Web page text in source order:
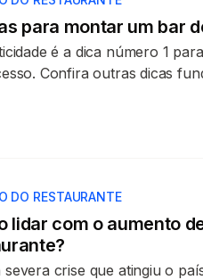
para montar um bar
é a dica número 1
Confira outras dicas
DO RESTAURANTE
lidar com o aumento
severa crise que atingiu o